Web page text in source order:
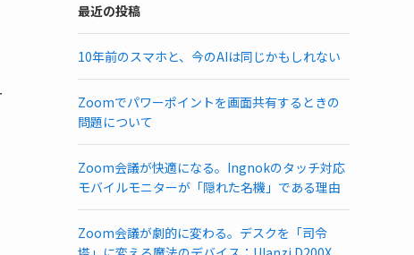
最近の投稿
10年前のスマホと、今のAIは同じかもしれない
Zoomでパワーポイントを画面共有するときの
問題について
Zoom会議が快適になる。Ingnokのタッチ対応
モバイルモニターが「隠れた名機」である理由
Zoom会議が劇的に変わる。デスクを「司令